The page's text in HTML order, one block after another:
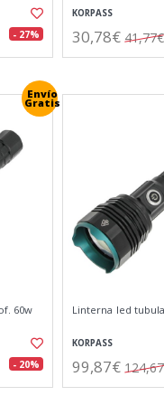
- 27%
KORPASS
30,78€ 41,77€
Envío
Gratis
60w
- 20%
Linterna led
KORPASS
99,87€